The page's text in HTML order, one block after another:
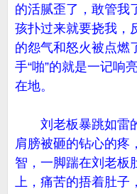
的活腻歪了，敢管我
孩扑过来就要挠我，
的怨气和怒火被点燃
手“啪”的就是一记响
在地。
刘老板暴跳如雷的
肩膀被砸的钻心的疼
智，一脚踹在刘老板
上，痛苦的捂着肚子